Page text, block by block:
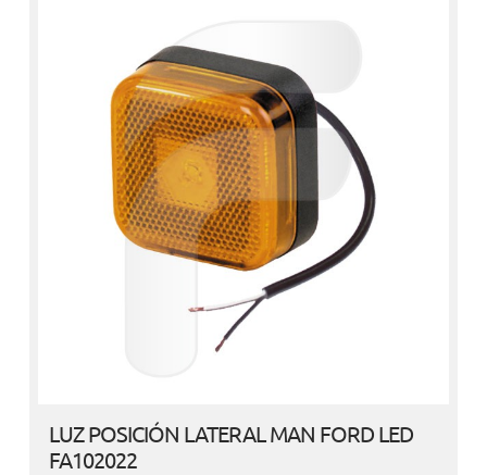
LUZ POSICIÓN LATERAL MAN FORD LED
FA102022